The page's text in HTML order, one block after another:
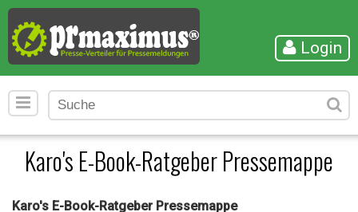
Login
Karo's E-Book-Ratgeber Pressemappe
Karo's E-Book-Ratgeber Pressemappe